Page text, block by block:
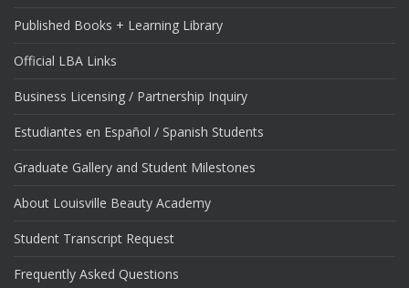
Published Books + Learning Library
Official LBA Links
Business Licensing / Partnership Inquiry
Estudiantes en Español / Spanish Students
Graduate Gallery and Student Milestones
About Louisville Beauty Academy
Student Transcript Request
Frequently Asked Questions